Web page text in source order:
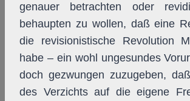
genauer betrachten oder
behaupten zu wollen, daß eine
die revisionistische Revolution
habe – ein wohl ungesundes
doch gezwungen zuzugeben,
des Verzichts auf die eigene